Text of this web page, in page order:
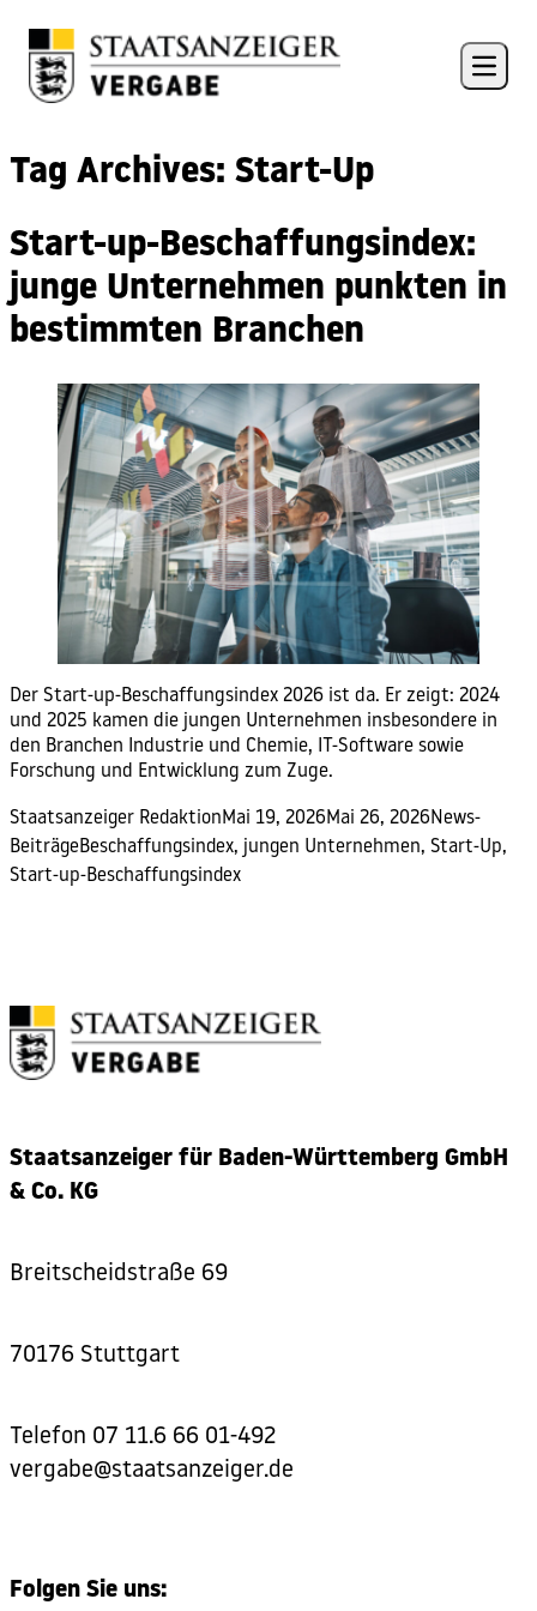
Open
Tag Archives: Start-Up
Start-up-Beschaffungsindex:
junge Unternehmen punkten in
bestimmten Branchen
Der Start-up-Beschaffungsindex 2026 ist da. Er zeigt: 2024
und 2025 kamen die jungen Unternehmen insbesondere in
den Branchen Industrie und Chemie, IT-Software sowie
Forschung und Entwicklung zum Zuge.
Posted by
Staatsanzeiger RedaktionMai 19, 2026Mai 26, 2026Posted in
News-
BeiträgeTags:
Beschaffungsindex, jungen Unternehmen, Start-Up,
Start-up-Beschaffungsindex
Staatsanzeiger für Baden-Württemberg GmbH
& Co. KG
Breitscheidstraße 69
70176 Stuttgart
Telefon 07 11.6 66 01-492
vergabe@staatsanzeiger.de
Folgen Sie uns: